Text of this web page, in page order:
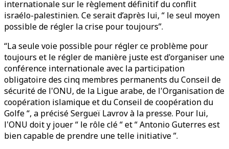
internationale sur le règlement définitif du conflit
israélo-palestinien. Ce serait d’après lui, “ le seul moyen
possible de régler la crise pour toujours”.
“La seule voie possible pour régler ce problème pour
toujours et le régler de manière juste est d'organiser une
conférence internationale avec la participation
obligatoire des cinq membres permanents du Conseil de
sécurité de l'ONU, de la Ligue arabe, de l'Organisation de
coopération islamique et du Conseil de coopération du
Golfe “, a précisé Sergueï Lavrov à la presse. Pour lui,
l'ONU doit y jouer “ le rôle clé “ et “ Antonio Guterres est
bien capable de prendre une telle initiative ”.